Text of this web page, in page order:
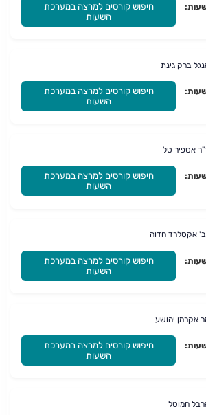
חיפוש קורסים למרצה במערכת
השעות
ברק גינת
חיפוש קורסים למרצה במערכת
השעות
אספיר טל
חיפוש קורסים למרצה במערכת
השעות
אקסלרד חדוה
חיפוש קורסים למרצה במערכת
השעות
אקרמן יהושע
חיפוש קורסים למרצה במערכת
השעות
חמוטל